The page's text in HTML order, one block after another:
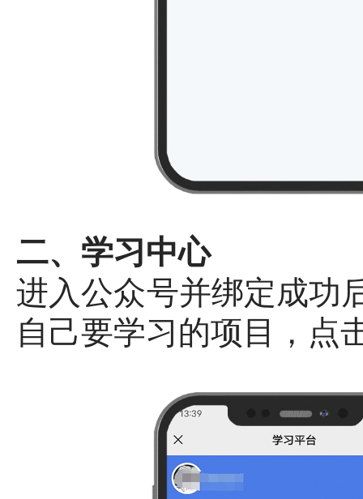
二、学习中心
进入公众号并绑定成功
自己要学习的项目，点